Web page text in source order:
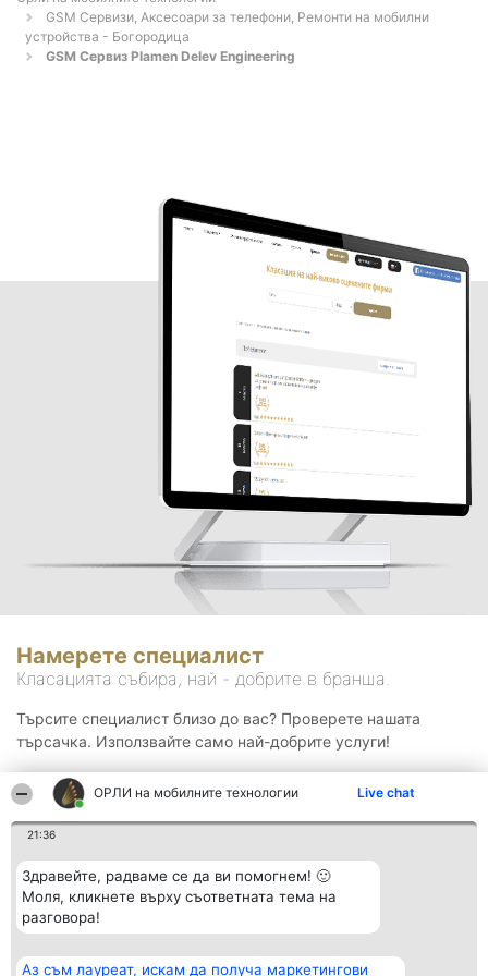
ОРЛИ на мобилните технологии Live chat
21:36
Здравейте, радваме се да ви помогнем! 🙂
Моля, кликнете върху съответната тема на
разговора!
Аз съм лауреат, искам да получа маркетингови
GSM Сервизи, Аксесоари за телефони, Ремонти на мобилни
устройства - Богородица
GSM Сервиз Plamen Delev Engineering
Намерете специалист
Класацията събира, най - добрите в бранша.
Търсите специалист близо до вас? Проверете нашата
търсачка. Използвайте само най-добрите услуги!
Организатор на Класация Контакти